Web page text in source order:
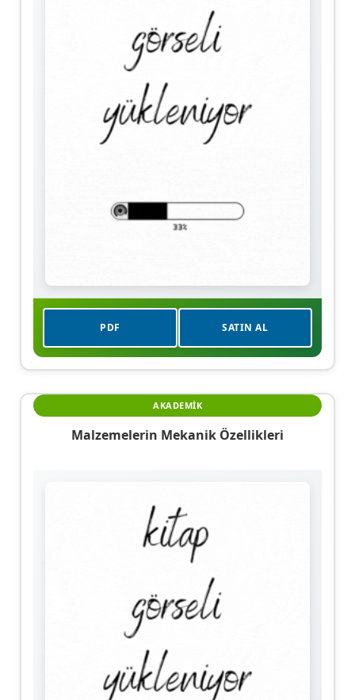
PDF SATIN AL
AKADEMIK
Malzemelerin Mekanik Özellikleri